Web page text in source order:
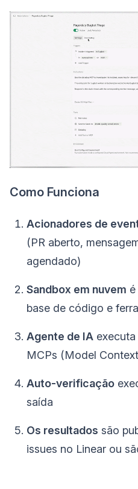
Como Funciona
Acionadores de
(PR aberto,
agendado)
Sandbox em nuvem
base de código e
Agente de IA
MCPs (Model
Auto-verificação
saída
Os resultados são
issues no Linear ou